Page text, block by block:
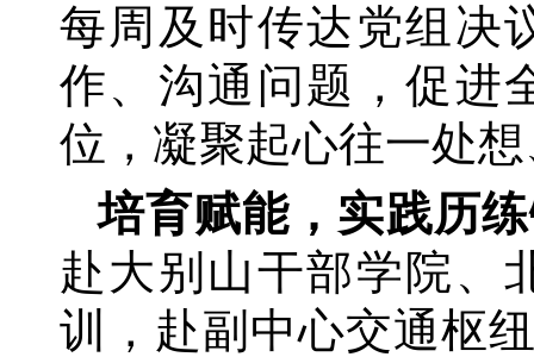
每周及时传达党组决
作、沟通问题，促进
位，凝聚起心往一处
培育赋能，实践历
赴大别山干部学院、
训，赴副中心交通枢